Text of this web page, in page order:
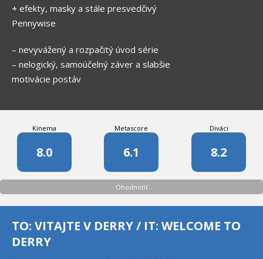
+ efekty, masky a stále presvedčivý
Pennywise
– nevyvážený a rozpačitý úvod série
– nelogický, samoúčelný záver a slabšie
motivácie postáv
Kinema
8.0
Metascore
6.1
Diváci
8.2
Ohodnotiť
TO: VITAJTE V DERRY / IT: WELCOME TO
DERRY